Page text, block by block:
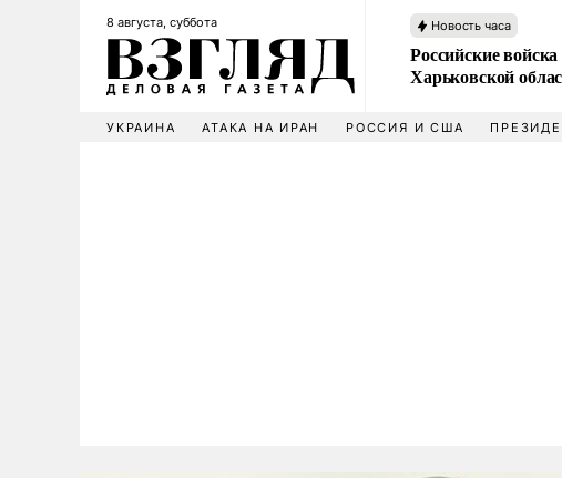
8 августа, суббота Новость часа
Российские
Харьковской
УКРАИНА АТАКА НА ИРАН РОССИЯ И США